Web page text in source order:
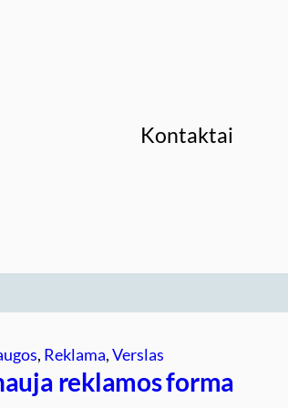
Kontaktai
, Reklama, Verslas
reklamos forma